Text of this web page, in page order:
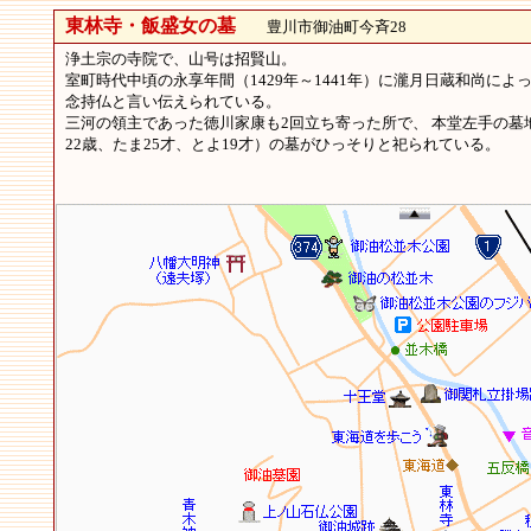
東林寺・飯盛女の墓豊川市御油町今斉28
浄土宗の寺院で、山号は招賢山。
室町時代中頃の永享年間（1429年～1441年）に瀧月日蔵和尚に
念持仏と言い伝えられている。
三河の領主であった徳川家康も2回立ち寄った所で、 本堂左手の
22歳、たま25才、とよ19才）の墓がひっそりと祀られている。